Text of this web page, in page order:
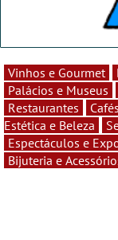
Vinhos e Gourmet
Palácios e Museus
Restaurantes
Estética e Beleza
Espectáculos e
Bijuteria e